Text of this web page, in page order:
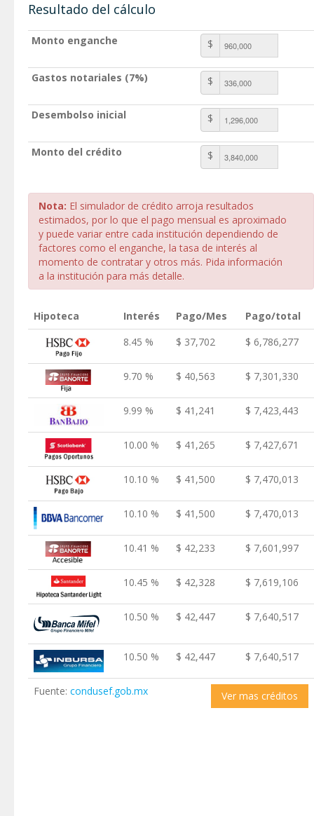
Resultado del cálculo
Monto enganche $
Gastos notariales (7%) $
Desembolso inicial $
Monto del crédito $
Nota: El simulador de crédito arroja resultados
estimados, por lo que el pago mensual es aproximado
y puede variar entre cada institución dependiendo de
factores como el enganche, la tasa de interés al
momento de contratar y otros más. Pida información
a la institución para más detalle.
Hipoteca Interés Pago/Mes
Pago/total
8.45 %
$ 37,702 $ 6,786,277
9.70 % $ 40,563 $ 7,301,330
9.99 % $ 41,241 $ 7,423,443
10.00 % $ 41,265 $ 7,427,671
10.10 % $ 41,500 $ 7,470,013
10.10 % $ 41,500 $ 7,470,013
10.41 % $ 42,233 $ 7,601,997
10.45 % $ 42,328 $ 7,619,106
10.50 % $ 42,447 $ 7,640,517
10.50 % $ 42,447 $ 7,640,517
Fuente: condusef.gob.mx Ver mas créditos